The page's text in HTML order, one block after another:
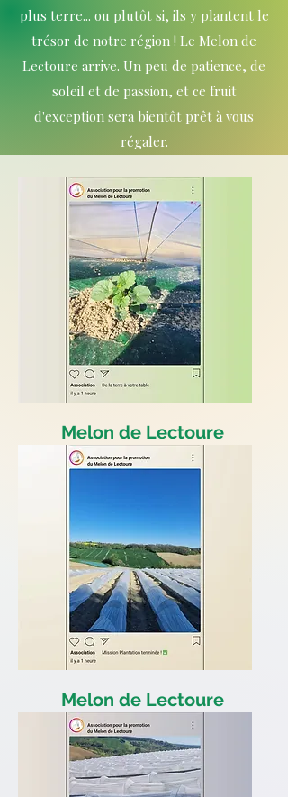
plus terre... ou plutôt si, ils y plantent le
trésor de notre région ! Le Melon de
Lectoure arrive. Un peu de patience, de
soleil et de passion, et ce fruit
d'exception sera bientôt prêt à vous
régaler.
Melon de Lectoure
De la terre à votre table
Melon de Lectoure
Plantation terminée